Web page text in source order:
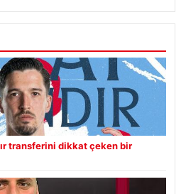
transferini dikkat çeken bir